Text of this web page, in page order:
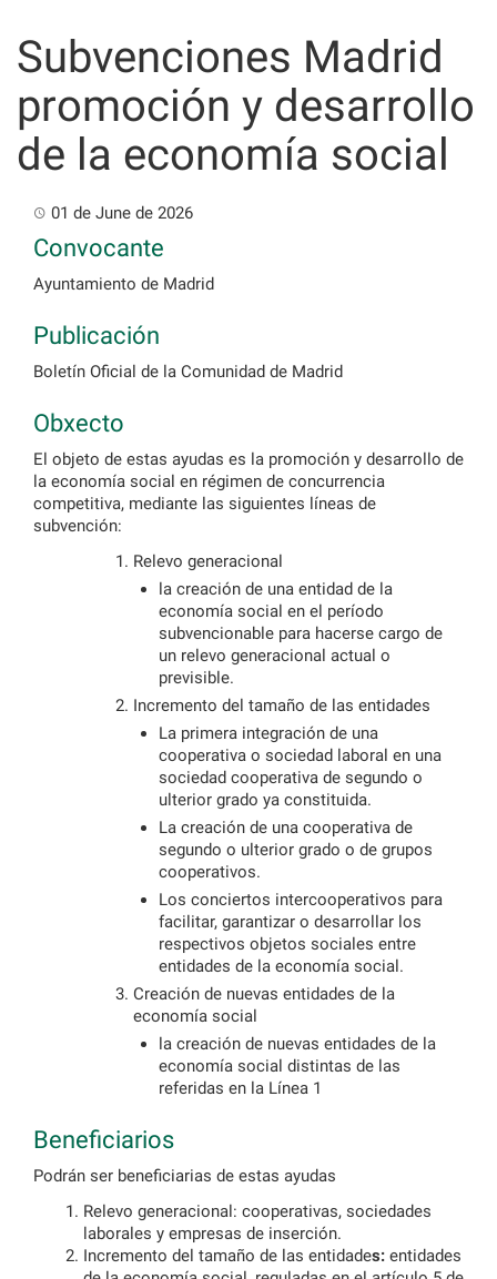
content
Subvenciones Madrid
promoción y desarrollo
de la economía social
01 de June de 2026
Convocante
Ayuntamiento de Madrid
Publicación
Boletín Oficial de la Comunidad de Madrid
Obxecto
El objeto de estas ayudas es la promoción y desarrollo de
la economía social en régimen de concurrencia
competitiva, mediante las siguientes líneas de
subvención:
Relevo generacional
la creación de una entidad de la
economía social en el período
subvencionable para hacerse cargo de
un relevo generacional actual o
previsible.
Incremento del tamaño de las entidades
La primera integración de una
cooperativa o sociedad laboral en una
sociedad cooperativa de segundo o
ulterior grado ya constituida.
La creación de una cooperativa de
segundo o ulterior grado o de grupos
cooperativos.
Los conciertos intercooperativos para
facilitar, garantizar o desarrollar los
respectivos objetos sociales entre
entidades de la economía social.
Creación de nuevas entidades de la
economía social
la creación de nuevas entidades de la
economía social distintas de las
referidas en la Línea 1
Beneficiarios
Podrán ser beneficiarias de estas ayudas
Relevo generacional: cooperativas, sociedades
laborales y empresas de inserción.
Incremento del tamaño de las entidades: entidades